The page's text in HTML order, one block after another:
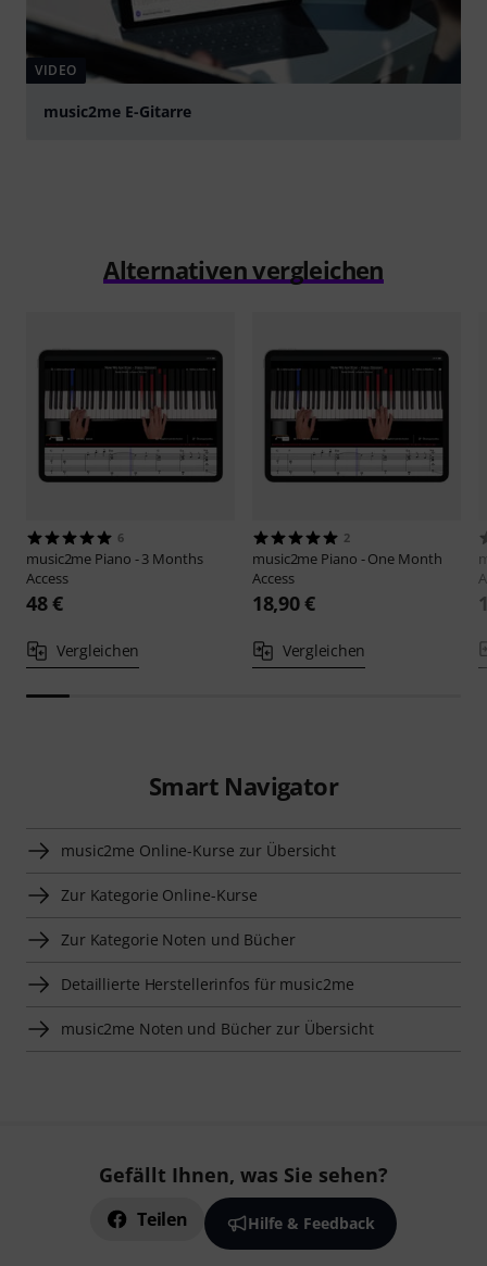
VIDEO
music2me E-Gitarre
Alternativen vergleichen
6
music2me Piano - 3 Months
Access
48 €
Vergleichen
2
music2me Piano - One Month
Access
18,90 €
Vergleichen
Smart Navigator
music2me Online-Kurse zur Übersicht
Zur Kategorie Online-Kurse
Zur Kategorie Noten und Bücher
Detaillierte Herstellerinfos für music2me
music2me Noten und Bücher zur Übersicht
Gefällt Ihnen, was Sie sehen?
Teilen Hilfe & Feedback